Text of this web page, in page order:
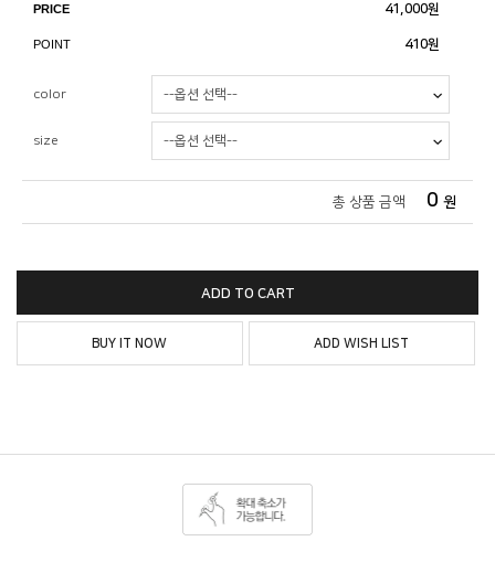
PRICE 41,000원
POINT 410원
color
size
총 상품 금액 0 원
ADD TO CART
BUY IT NOW ADD WISH LIST